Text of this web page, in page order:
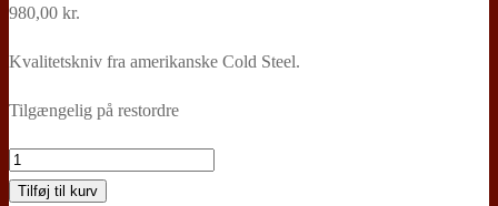
980,00 kr.
Kvalitetskniv fra amerikanske Cold Steel.
Tilgængelig på restordre
Cold
Steel,
Tilføj til kurv